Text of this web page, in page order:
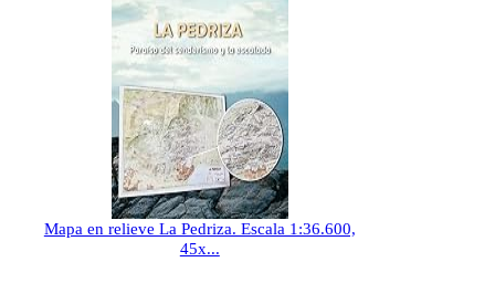
Mapa en relieve La Pedriza. Escala 1:36.600,
45x...